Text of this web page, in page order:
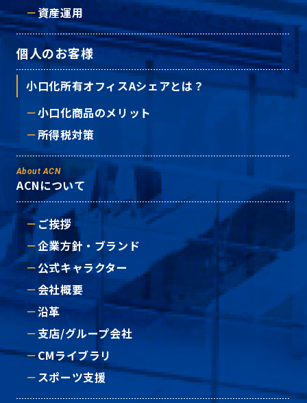
資産運用
個人のお客様
小口化所有オフィスAシェアとは？
小口化商品のメリット
所得税対策
About ACN
ACNについて
ご挨拶
企業方針・ブランド
公式キャラクター
会社概要
沿革
支店/グループ会社
CMライブラリ
スポーツ支援